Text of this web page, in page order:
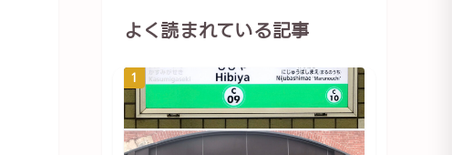
よく読まれている記事
1